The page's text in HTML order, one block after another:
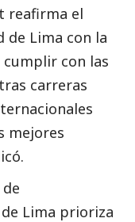
reafirma el
de Lima con la
cumplir con las
carreras
mejores
Lima prioriza